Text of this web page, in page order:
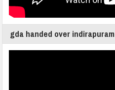
gda handed over